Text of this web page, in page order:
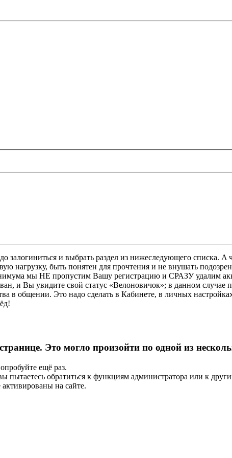
залогиниться и выбрать раздел из нижеследующего списка.
нагрузку, быть понятен для прочтения и не внушать
мы НЕ пропустим Вашу регистрацию и СРАЗУ удалим
и Вы увидите свой статус «Велоновичок»; в данном
в общении. Это надо сделать в Кабинете, в личных
Это могло произойти по одной из
ещё раз.
пытаетесь обратиться к функциям администратора или к
на сайте.